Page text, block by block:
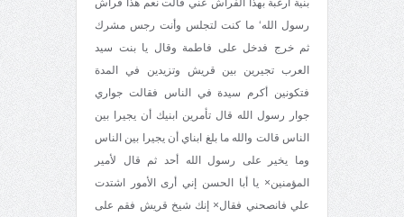
بنية أرغبة بهذا الفراش عني قالت نعم هذا فراش
رسول الله‘ ما كنت لتجلس وأنت رجس مشرك
ثم خرج فدخل على فاطمة وقال يا بنت سيد
العرب تجيرين بين قريش وتزيدين في المدة
فتكونين أكرم سيدة في الناس فقالت جواري
جوار رسول الله قال تأمرين ابنيك أن يجيرا بين
الناس قالت والله ما بلغ ابناي أن يجيرا بين الناس
وما يخير على رسول الله أحد ثم قال لأمير
المؤمنين× يا أبا الحسن إني أرى الأمور اشتدت
علي فانصحني فقال× إنك شيخ قريش فقم على